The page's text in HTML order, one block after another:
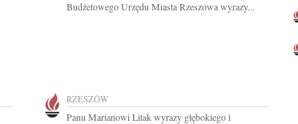
Budżetowego Urzędu Miasta Rzeszowa wyrazy...
RZESZÓW
Panu Marianowi Litak wyrazy głębokiego i